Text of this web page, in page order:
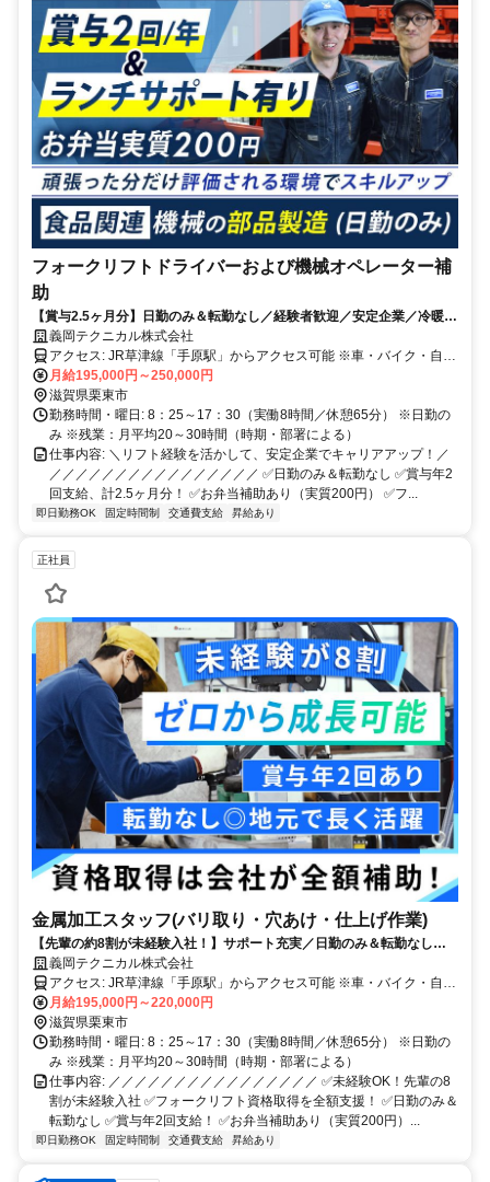
フォークリフトドライバーおよび機械オペレーター補
助
【賞与2.5ヶ月分】日勤のみ＆転勤なし／経験者歓迎／安定企業／冷暖房
設備あり
義岡テクニカル株式会社
アクセス: JR草津線「手原駅」からアクセス可能 ※車・バイク・自転
車通勤OK（無料駐車場あり） ※交通費規定支給
月給195,000円～250,000円
滋賀県栗東市
勤務時間・曜日: 8：25～17：30（実働8時間／休憩65分） ※日勤の
み ※残業：月平均20～30時間（時期・部署による）
仕事内容: ＼リフト経験を活かして、安定企業でキャリアアップ！／
／／／／／／／／／／／／／／／／ ✅日勤のみ＆転勤なし ✅賞与年2
回支給、計2.5ヶ月分！ ✅お弁当補助あり（実質200円） ✅フ...
即日勤務OK 固定時間制 交通費支給 昇給あり
正社員
金属加工スタッフ(バリ取り・穴あけ・仕上げ作業)
【先輩の約8割が未経験入社！】サポート充実／日勤のみ＆転勤なし／
賞与年2回／お弁当補助あり
義岡テクニカル株式会社
アクセス: JR草津線「手原駅」からアクセス可能 ※車・バイク・自転
車通勤OK（無料駐車場あり） ※交通費規定支給
月給195,000円～220,000円
滋賀県栗東市
勤務時間・曜日: 8：25～17：30（実働8時間／休憩65分） ※日勤の
み ※残業：月平均20～30時間（時期・部署による）
仕事内容: ／／／／／／／／／／／／／／／／ ✅未経験OK！先輩の8
割が未経験入社 ✅フォークリフト資格取得を全額支援！ ✅日勤のみ＆
転勤なし ✅賞与年2回支給！ ✅お弁当補助あり（実質200円）...
即日勤務OK 固定時間制 交通費支給 昇給あり